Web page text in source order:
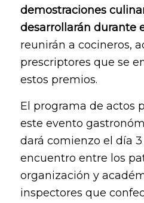
demostraciones
desarrollarán durante
reunirán a cocineros,
prescriptores que se
estos premios.
El programa de actos
este evento
dará comienzo el día
encuentro entre los
organización y
inspectores que